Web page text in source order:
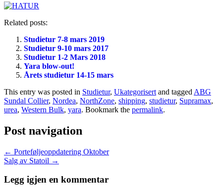
Related posts:
Studietur 7-8 mars 2019
Studietur 9-10 mars 2017
Studietur 1-2 Mars 2018
Yara blow-out!
Årets studietur 14-15 mars
This entry was posted in Studietur, Ukategorisert and tagged ABG
Sundal Collier, Nordea, NorthZone, shipping, studietur, Supramax,
urea, Western Bulk, yara. Bookmark the permalink.
Post navigation
← Porteføljeoppdatering Oktober
Salg av Statoil →
Legg igjen en kommentar